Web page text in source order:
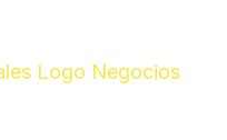
Negocios